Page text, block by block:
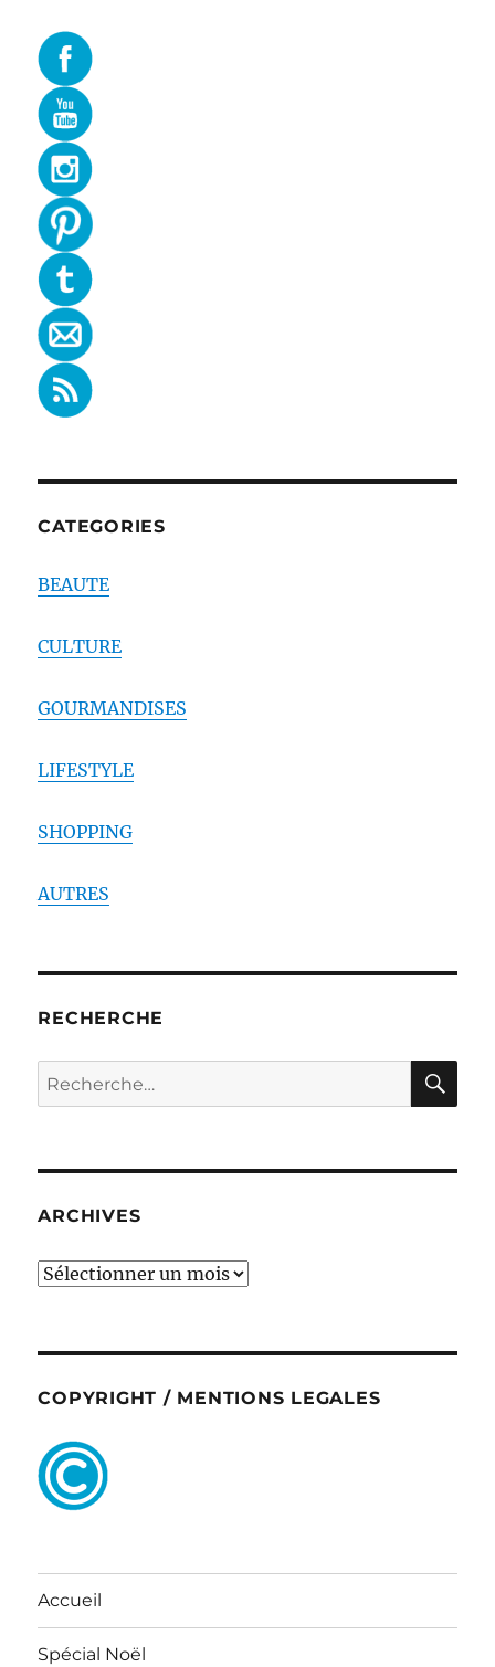
CATEGORIES
BEAUTE
CULTURE
GOURMANDISES
LIFESTYLE
SHOPPING
AUTRES
RECHERCHE
Recherche
pour :
ARCHIVES
ARCHIVES
COPYRIGHT / MENTIONS LEGALES
Accueil
Spécial Noël